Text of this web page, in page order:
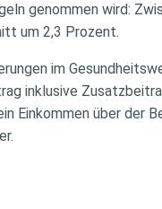
genommen wird:
um 2,3 Prozent.
im
inklusive
Einkommen über der